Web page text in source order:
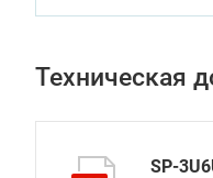
Техническая
SP-